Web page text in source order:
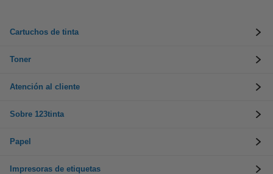
Cartuchos de tinta
Toner
Atención al cliente
Sobre 123tinta
Papel
Impresoras de etiquetas